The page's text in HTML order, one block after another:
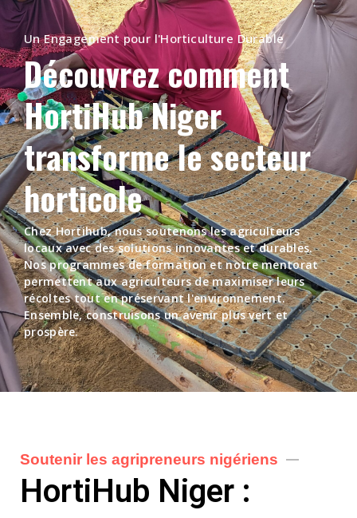
Un Engagement pour l'Horticulture Durable
Découvrez comment
HortiHub Niger
transforme le secteur
horticole
Chez Hortihub, nous soutenons les agriculteurs
locaux avec des solutions innovantes et durables.
Nos programmes de formation et notre mentorat
permettent aux agriculteurs de maximiser leurs
récoltes tout en préservant l'environnement.
Ensemble, construisons un avenir plus vert et
prospère.
Soutenir les agripreneurs nigériens
HortiHub Niger :